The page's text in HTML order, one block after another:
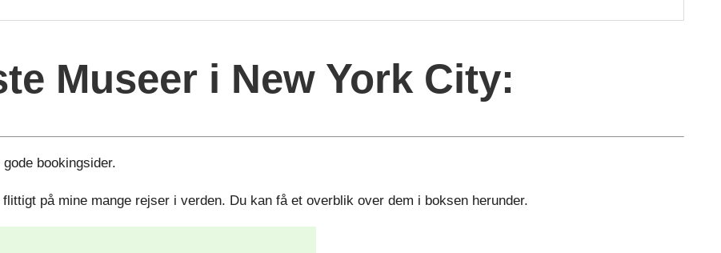
Museer i New York City:
bookingsider.
på mine mange rejser i verden. Du kan få et overblik over dem i boksen herunder.